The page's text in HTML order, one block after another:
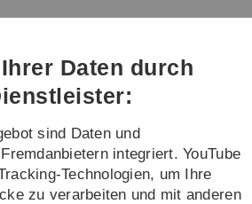
Direkt
Direkt
Direkt
(Sprache,
Drucken,
Social
Direkt
Direkt
Events Über uns
Daten durch
sind Daten und
integriert. YouTube
Technologien, um Ihre
zu verarbeiten und mit anderen